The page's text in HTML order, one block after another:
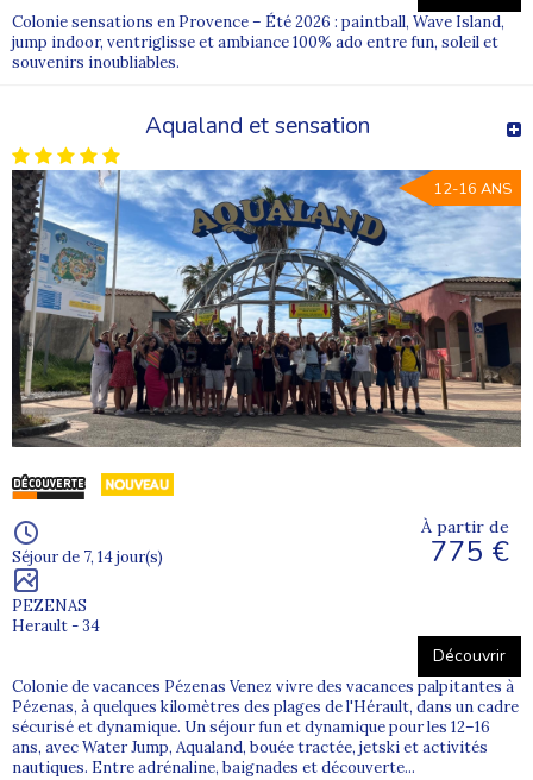
Colonie sensations en Provence – Été 2026 : paintball, Wave Island,
jump indoor, ventriglisse et ambiance 100% ado entre fun, soleil et
souvenirs inoubliables.
Aqualand et sensation
12-16 ANS
Séjour de 7, 14 jour(s)
PEZENAS
Herault - 34
À partir de
775 €
Découvrir
Colonie de vacances Pézenas Venez vivre des vacances palpitantes à
Pézenas, à quelques kilomètres des plages de l'Hérault, dans un cadre
sécurisé et dynamique. Un séjour fun et dynamique pour les 12–16
ans, avec Water Jump, Aqualand, bouée tractée, jetski et activités
nautiques. Entre adrénaline, baignades et découverte...